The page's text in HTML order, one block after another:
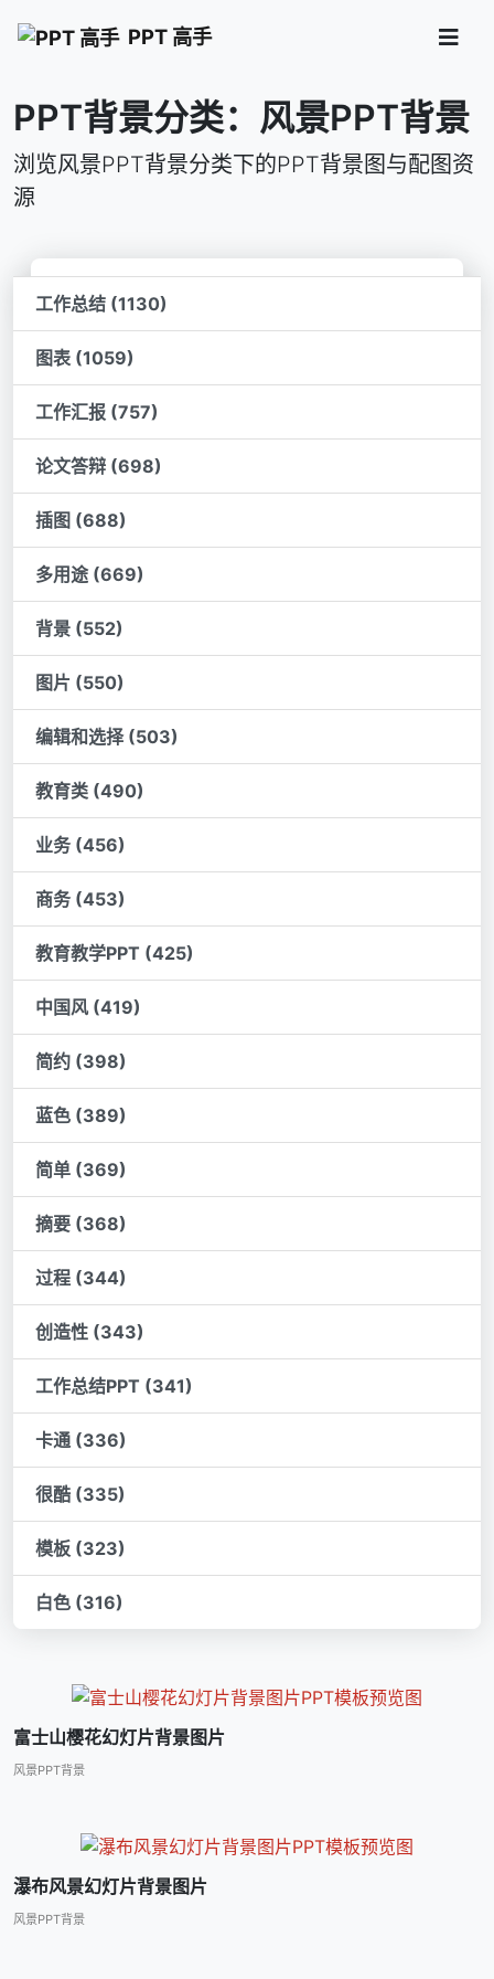
PPT 高手
PPT背景分类：风景PPT背景
浏览风景PPT背景分类下的PPT背景图与配图资
源
工作总结 (1130)
图表 (1059)
工作汇报 (757)
论文答辩 (698)
插图 (688)
多用途 (669)
背景 (552)
图片 (550)
编辑和选择 (503)
教育类 (490)
业务 (456)
商务 (453)
教育教学PPT (425)
中国风 (419)
简约 (398)
蓝色 (389)
简单 (369)
摘要 (368)
过程 (344)
创造性 (343)
工作总结PPT (341)
卡通 (336)
很酷 (335)
模板 (323)
白色 (316)
富士山樱花幻灯片背景图片
风景PPT背景
瀑布风景幻灯片背景图片
风景PPT背景